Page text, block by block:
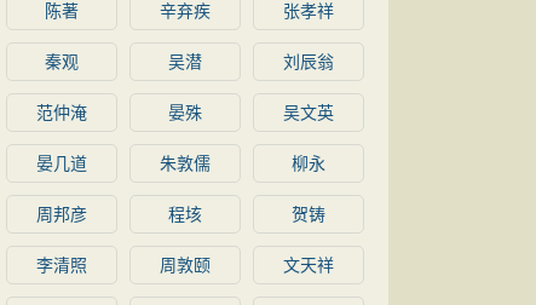
陈著 辛弃疾 张孝祥
秦观 吴潜 刘辰翁
范仲淹 晏殊 吴文英
晏几道 朱敦儒 柳永
周邦彦 程垓 贺铸
李清照 周敦颐 文天祥